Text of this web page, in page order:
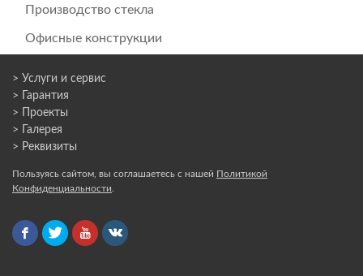
Производство стекла
Офисные конструкции
> Услуги и сервис
> Гарантия
> Проекты
> Галерея
> Реквизиты
Пользуясь сайтом, вы соглашаетесь с нашей Политикой
Конфиденциальности